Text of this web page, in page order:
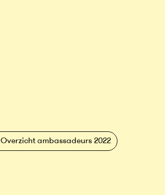
Overzicht ambassadeurs 2022